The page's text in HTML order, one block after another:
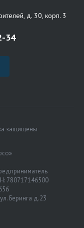
д. 30, корп. 3
34
защищены
780717146500
Беринга д.23